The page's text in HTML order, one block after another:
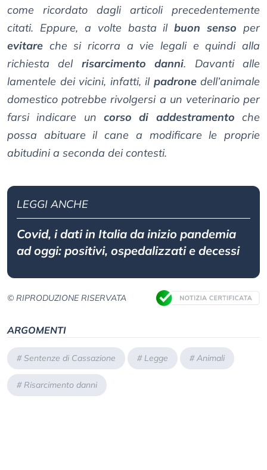
come ricordato dagli articoli precedentemente
citati. Eppure, a volte basta ilbuon senso per
evitare che si ricorra a vie legali e quindi alla
richiesta del risarcimento danni. Davanti alle
lamentele dei vicini, infatti, il padronedell’animale
domestico potrebbe rivolgersi a un veterinario per
farsi indicare un corso di addestramento che
possa abituare il cane a modificare le proprie
abitudini a seconda dei contesti.
LEGGI ANCHE
Covid, i dati in Italia da inizio pandemia
ad oggi: positivi, ospedalizzati e decessi
© RIPRODUZIONE RISERVATA
ARGOMENTI
# Sentenze di Cassazione # Legge # Animali
# Risarcimento danni